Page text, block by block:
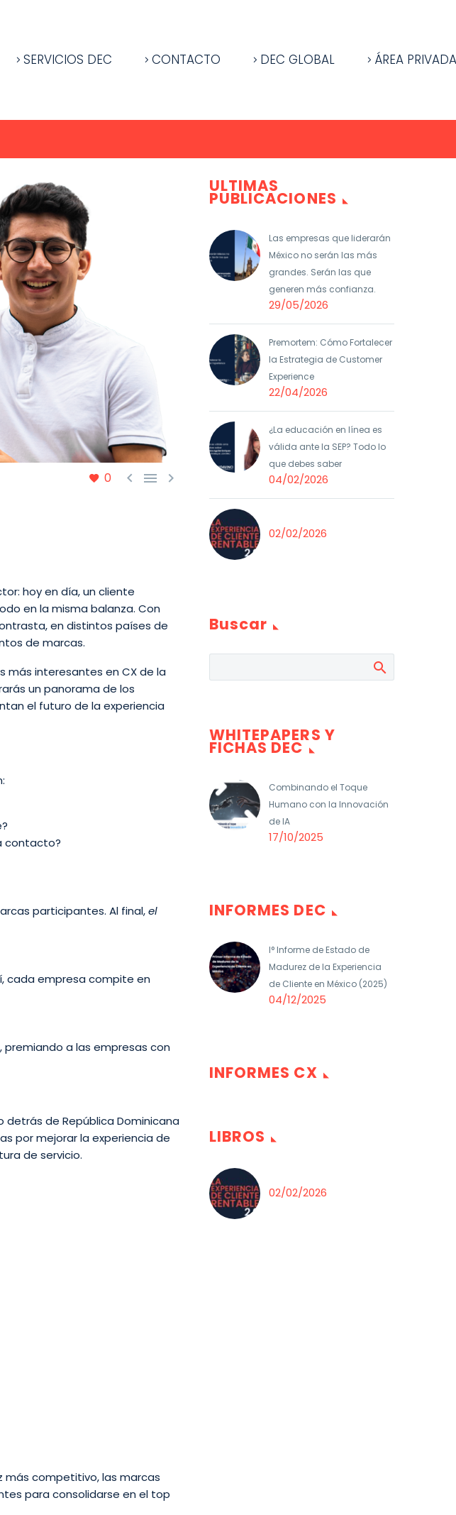
SERVICIOS DEC CONTACTO DEC GLOBAL ÁREA PRIVADA
0   
hoy en día, un cliente
en la misma balanza. Con
en distintos países de
de marcas.
más interesantes en CX de la
un panorama de los
el futuro de la experiencia
contacto?
participantes. Al final,el
cada empresa compite en
premiando a las empresas con
detrás de República Dominicana
por mejorar la experiencia de
de servicio.
más competitivo, las marcas
para consolidarse en el top
ULTIMAS
PUBLICACIONES
Las empresas que liderarán
México no serán las más
grandes. Serán las que
generen más confianza.
29/05/2026
Premortem: Cómo Fortalecer
la Estrategia de Customer
Experience
22/04/2026
¿La educación en línea es
válida ante la SEP? Todo lo
que debes saber
04/02/2026
02/02/2026
Buscar
WHITEPAPERS Y
FICHAS DEC
Combinando el Toque
Humano con la Innovación
de IA
17/10/2025
INFORMES DEC
I° Informe de Estado de
Madurez de la Experiencia
de Cliente en México (2025)
04/12/2025
INFORMES CX
LIBROS
02/02/2026